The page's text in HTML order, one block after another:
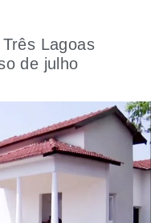
Lagoas
de julho